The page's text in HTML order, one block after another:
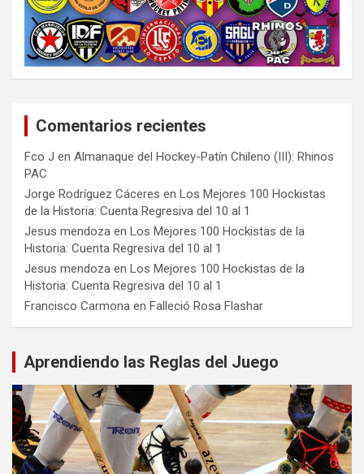
Comentarios recientes
Fco J en Almanaque del Hockey-Patín Chileno (III): Rhinos
PAC
Jorge Rodríguez Cáceres en Los Mejores 100 Hockistas
de la Historia: Cuenta Regresiva del 10 al 1
Jesus mendoza en Los Mejores 100 Hockistas de la
Historia: Cuenta Regresiva del 10 al 1
Jesus mendoza en Los Mejores 100 Hockistas de la
Historia: Cuenta Regresiva del 10 al 1
Francisco Carmona en Falleció Rosa Flashar
Aprendiendo las Reglas del Juego